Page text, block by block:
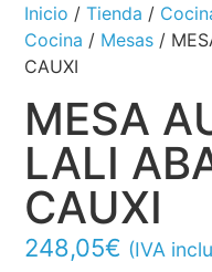
Inicio /Tienda /
Cocina / Mesas /
CAUXI
MESA
LALI
CAUXI
248,05€ (IVA